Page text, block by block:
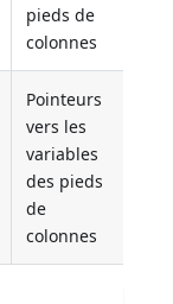
pieds de
colonnes
Pointeurs
vers les
variables
des pieds
de
colonnes